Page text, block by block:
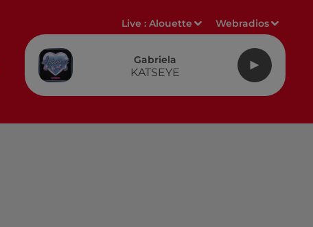
Live :Alouette Webradios
Gabriela
KATSEYE